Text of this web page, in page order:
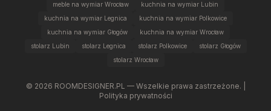
meble na wymiar Wrocław
kuchnia na wymiar Lubin
kuchnia na wymiar Legnica
kuchnia na wymiar Polkowice
kuchnia na wymiar Głogów
kuchnia na wymiar Wrocław
stolarz Lubin
stolarz Legnica stolarz Polkowice
stolarz Głogów
stolarz Wrocław
© 2026 ROOMDESIGNER.PL — Wszelkie prawa zastrzeżone. |
Polityka prywatności